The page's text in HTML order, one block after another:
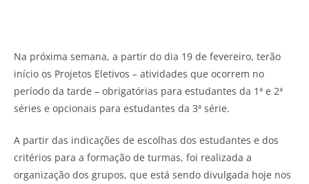
Na próxima semana, a partir do dia 19 de fevereiro, terão
início os Projetos Eletivos – atividades que ocorrem no
período da tarde – obrigatórias para estudantes da 1ª e 2ª
séries e opcionais para estudantes da 3ª série.
A partir das indicações de escolhas dos estudantes e dos
critérios para a formação de turmas, foi realizada a
organização dos grupos, que está sendo divulgada hoje nos